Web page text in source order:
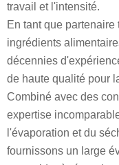
travail et l'intensité.
En tant que
ingrédients
décennies
de haute qualité pour
Combiné avec des
expertise
l'évaporation et du
fournissons un large